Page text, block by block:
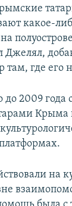
какое-
Джелял,
там, где его
до 2009
Крыма
на